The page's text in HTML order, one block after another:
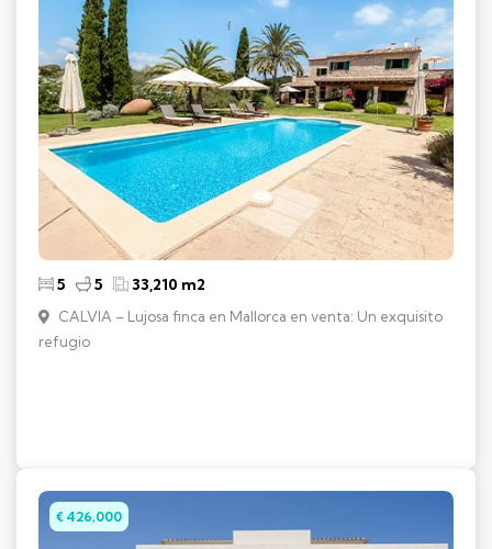
5 5 33,210 m2
CALVIA – Lujosa finca en Mallorca en venta: Un exquisito
refugio
€ 426,000